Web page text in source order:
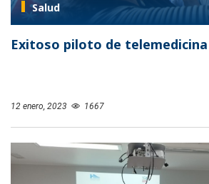
Salud
Exitoso piloto de telemedicina
12 enero, 2023 1667